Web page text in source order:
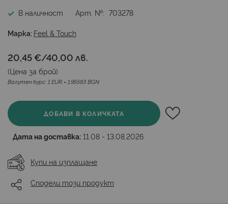
на
със
снимки
В наличност Арт. № 703278
Марка: Feel & Touch
20,45 €/40,00 лв.
(Цена за брой)
Валутен курс: 1 EUR = 1.95583 BGN
ДОБАВИ В КОЛИЧКАТА
Дата на доставка: 11.08 - 13.08.2026
Купи на изплащане
Сподели този продукт